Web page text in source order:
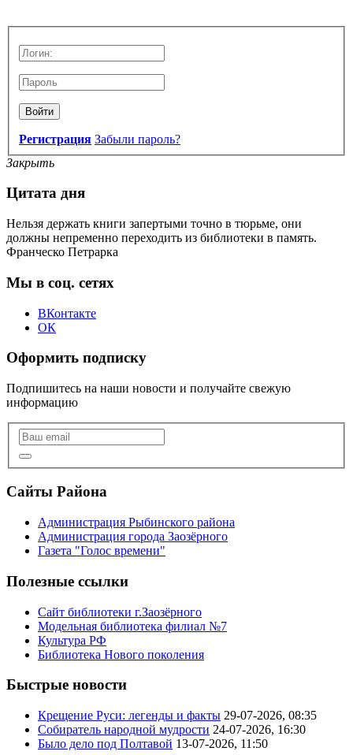
Войти
Регистрация Забыли пароль?
Закрыть
Цитата дня
Нельзя держать книги запертыми точно в тюрьме, они
должны непременно переходить из библиотеки в память.
Франческо Петрарка
Мы в соц. сетях
ВКонтакте
ОК
Оформить подписку
Подпишитесь на наши новости и получайте свежую
информацию
Сайты Района
Администрация Рыбинского района
Администрация города Заозёрного
Газета "Голос времени"
Полезные ссылки
Сайт библиотеки г.Заозёрного
Модельная библиотека филиал №7
Культура РФ
Библиотека Нового поколения
Быстрые новости
Крещение Руси: легенды и факты 29-07-2026, 08:35
Собиратель народной мудрости 24-07-2026, 16:30
Было дело под Полтавой 13-07-2026, 11:50